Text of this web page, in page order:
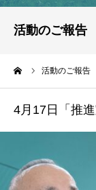
活動のご報告
活動のご報告
4月17日「推